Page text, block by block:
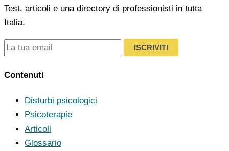
Test, articoli e una directory di professionisti in tutta
Italia.
ISCRIVITI
Contenuti
Disturbi psicologici
Psicoterapie
Articoli
Glossario